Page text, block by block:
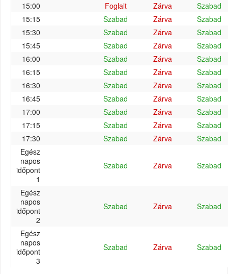
15:00
Foglalt Zárva
Szabad
15:15
Szabad Zárva
Szabad
15:30
Szabad Zárva
Szabad
15:45
Szabad Zárva
Szabad
16:00
Szabad Zárva
Szabad
16:15
Szabad Zárva
Szabad
16:30
Szabad Zárva
Szabad
16:45
Szabad Zárva
Szabad
17:00
Szabad Zárva
Szabad
17:15
Szabad Zárva
Szabad
17:30
Szabad Zárva
Szabad
Egész
napos
időpont
1
Szabad Zárva Szabad
Egész
napos
időpont
2
Szabad Zárva Szabad
Egész
napos
időpont
3
Szabad Zárva Szabad